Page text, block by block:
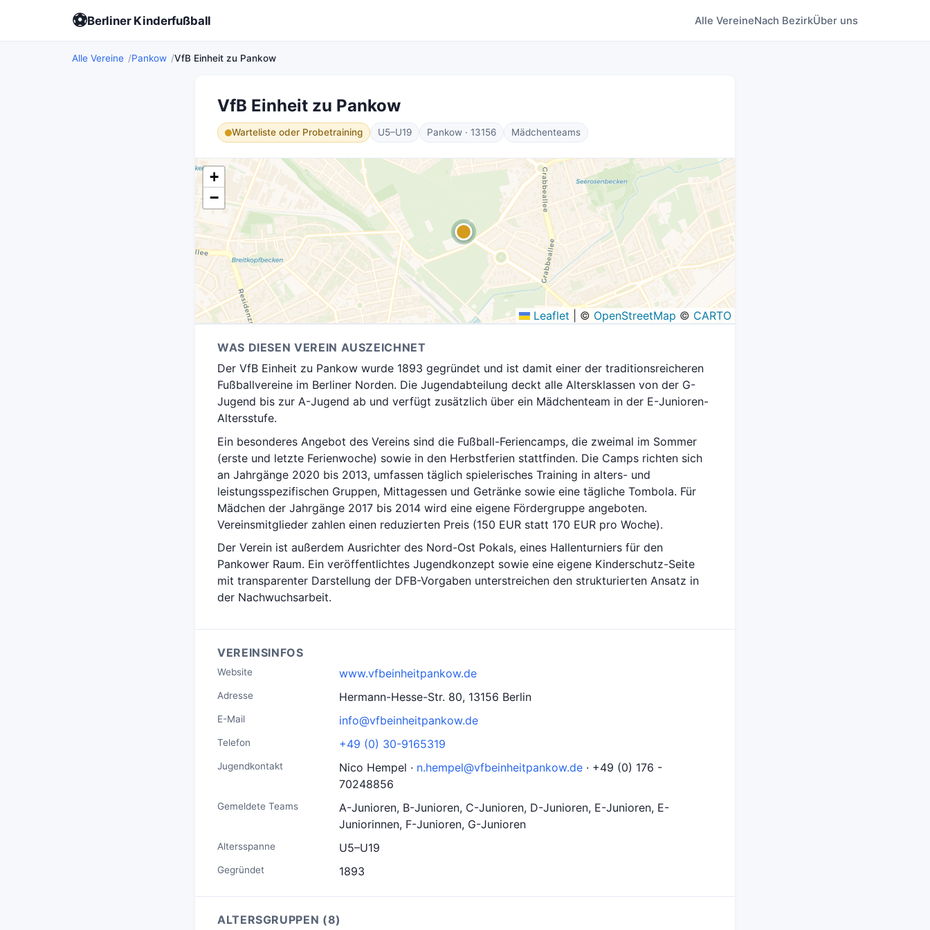
⚽Berliner Kinderfußball Alle VereineNach BezirkÜber uns
Alle Vereine Pankow VfB Einheit zu Pankow
VfB Einheit zu Pankow
Warteliste oder Probetraining U5–U19 Pankow · 13156 Mädchenteams
+
−
Leaflet © OpenStreetMap © CARTO
WAS DIESEN VEREIN AUSZEICHNET
Der VfB Einheit zu Pankow wurde 1893 gegründet und ist damit einer der traditionsreicheren
Fußballvereine im Berliner Norden. Die Jugendabteilung deckt alle Altersklassen von der G-
Jugend bis zur A-Jugend ab und verfügt zusätzlich über ein Mädchenteam in der E-Junioren-
Altersstufe.
Ein besonderes Angebot des Vereins sind die Fußball-Feriencamps, die zweimal im Sommer
(erste und letzte Ferienwoche) sowie in den Herbstferien stattfinden. Die Camps richten sich
an Jahrgänge 2020 bis 2013, umfassen täglich spielerisches Training in alters- und
leistungsspezifischen Gruppen, Mittagessen und Getränke sowie eine tägliche Tombola. Für
Mädchen der Jahrgänge 2017 bis 2014 wird eine eigene Fördergruppe angeboten.
Vereinsmitglieder zahlen einen reduzierten Preis (150 EUR statt 170 EUR pro Woche).
Der Verein ist außerdem Ausrichter des Nord-Ost Pokals, eines Hallenturniers für den
Pankower Raum. Ein veröffentlichtes Jugendkonzept sowie eine eigene Kinderschutz-Seite
mit transparenter Darstellung der DFB-Vorgaben unterstreichen den strukturierten Ansatz in
der Nachwuchsarbeit.
VEREINSINFOS
Website www.vfbeinheitpankow.de
Adresse Hermann-Hesse-Str. 80, 13156 Berlin
E-Mail info@vfbeinheitpankow.de
Telefon +49 (0) 30-9165319
Jugendkontakt Nico Hempel · n.hempel@vfbeinheitpankow.de · +49 (0) 176 -
70248856
Gemeldete Teams
A-Junioren, B-Junioren, C-Junioren, D-Junioren, E-Junioren, E-
Juniorinnen, F-Junioren, G-Junioren
Altersspanne U5–U19
Gegründet 1893
ALTERSGRUPPEN (8)